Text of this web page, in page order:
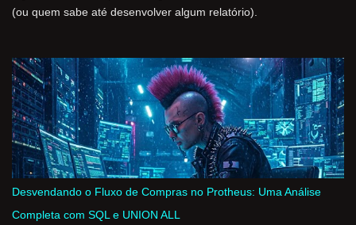
(ou quem sabe até desenvolver algum relatório).
Desvendando o Fluxo de Compras no Protheus: Uma Análise
Completa com SQL e UNION ALL